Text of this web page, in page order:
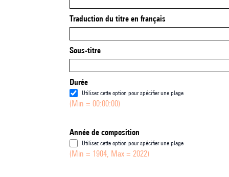
Traduction du titre en français
Sous-titre
Durée
Utilisez cette option pour spécifier une plage
(Min = 00:00:00)
Année de composition
Utilisez cette option pour spécifier une plage
(Min = 1904, Max = 2022)